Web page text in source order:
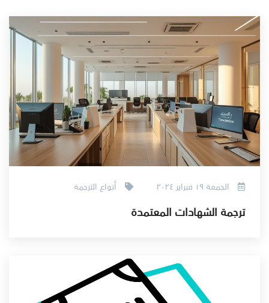
الجمعة ١٩ فبراير ٢٠٢٤ أنواع الترجمة
ترجمة الشهادات المعتمدة